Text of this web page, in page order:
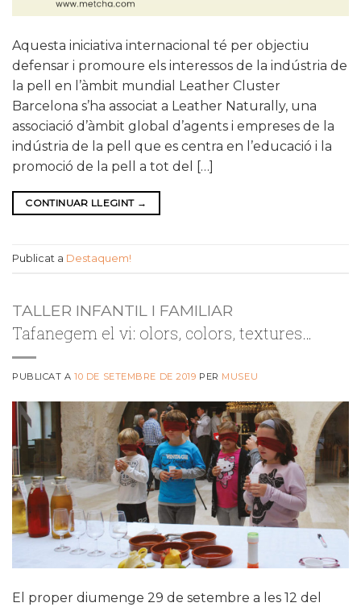
Aquesta iniciativa internacional té per objectiu
defensar i promoure els interessos de la indústria de
la pell en l’àmbit mundial Leather Cluster
Barcelona s’ha associat a Leather Naturally, una
associació d’àmbit global d’agents i empreses de la
indústria de la pell que es centra en l’educació i la
promoció de la pell a tot del […]
CONTINUAR LLEGINT →
Publicat a Destaquem!
TALLER INFANTIL I FAMILIAR
Tafanegem el vi: olors, colors, textures…
PUBLICAT A10 DE SETEMBRE DE 2019 PER MUSEU
El proper diumenge 29 de setembre a les 12 del